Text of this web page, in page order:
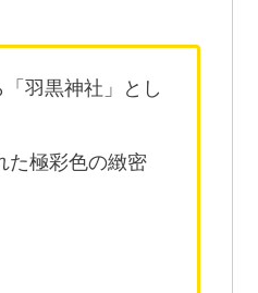
羽黒神社」とし
た極彩色の緻密